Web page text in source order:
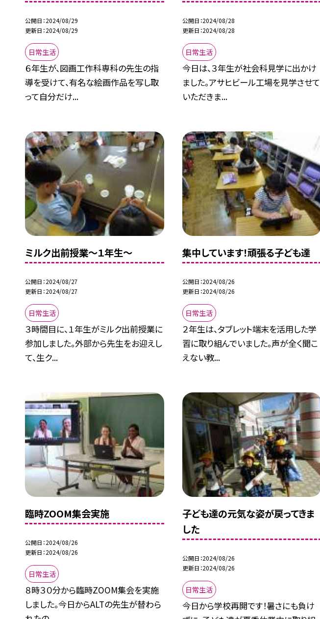
公開日 2024/08/29
更新日 2024/08/29
日常生活
６年生が、図画工作科専科の先生の指
導を受けて、有名な絵画作品を写し取
って自分だけ...
公開日 2024/08/28
更新日 2024/08/28
日常生活
今日は、３年生が社会科見学に出かけ
ました。アサヒビール工場を見学させて
いただきま...
ミルク出前授業〜１年生〜
公開日 2024/08/27
更新日 2024/08/27
日常生活
３時間目に、１年生がミルク出前授業に
参加しました。外部から先生をお迎えし
て、生ク...
集中しています！頑張る子ども達
公開日 2024/08/26
更新日 2024/08/26
日常生活
２年生は、タブレット端末を活用した学
習に取り組んでいました。声が全く聞こ
えない教...
臨時ZOOM集会実施
公開日 2024/08/26
更新日 2024/08/26
日常生活
８時３０分から臨時ZOOM集会を実施
しました。今日からALTの先生が替わら
子ども達の元気な姿が戻ってきま
した
公開日 2024/08/26
更新日 2024/08/26
日常生活
今日から学校再開です！暑さにも負け